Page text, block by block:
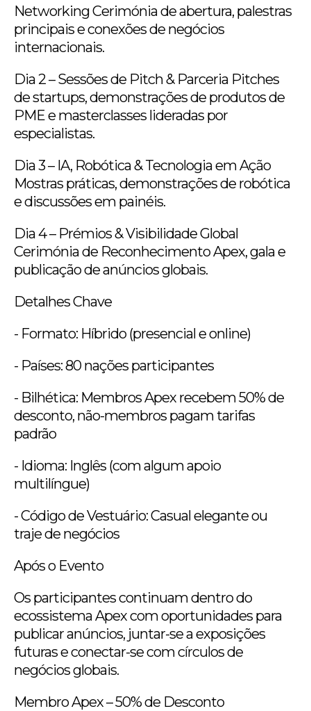
Networking Cerimónia de abertura, palestras
principais e conexões de negócios
internacionais.
Dia 2 – Sessões de Pitch & Parceria Pitches
de startups, demonstrações de produtos de
PME e masterclasses lideradas por
especialistas.
Dia 3 – IA, Robótica & Tecnologia em Ação
Mostras práticas, demonstrações de robótica
e discussões em painéis.
Dia 4 – Prémios & Visibilidade Global
Cerimónia de Reconhecimento Apex, gala e
publicação de anúncios globais.
Detalhes Chave
- Formato: Híbrido (presencial e online)
- Países: 80 nações participantes
- Bilhética: Membros Apex recebem 50% de
desconto, não-membros pagam tarifas
padrão
- Idioma: Inglês (com algum apoio
multilíngue)
- Código de Vestuário: Casual elegante ou
traje de negócios
Após o Evento
Os participantes continuam dentro do
ecossistema Apex com oportunidades para
publicar anúncios, juntar-se a exposições
futuras e conectar-se com círculos de
negócios globais.
Membro Apex – 50% de Desconto